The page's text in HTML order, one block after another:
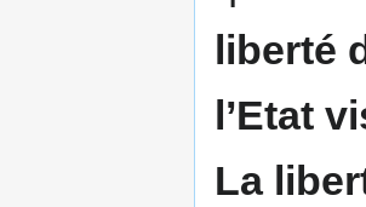
liberté
l’Etat
La